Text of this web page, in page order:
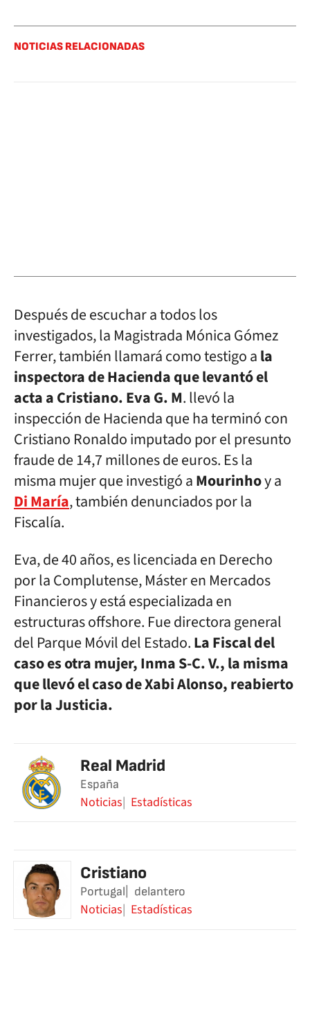
NOTICIAS RELACIONADAS
Después de escuchar a todos los
investigados, la Magistrada Mónica Gómez
Ferrer, también llamará como testigo ala
inspectora de Hacienda que levantó el
acta a Cristiano. Eva G. M. llevó la
inspección de Hacienda que ha terminó con
Cristiano Ronaldo imputado por el presunto
fraude de 14,7 millones de euros. Es la
misma mujer que investigó aMourinhoy a
Di María, también denunciados por la
Fiscalía.
Eva, de 40 años, es licenciada en Derecho
por la Complutense, Máster en Mercados
Financieros y está especializada en
estructuras offshore. Fue directora general
del Parque Móvil del Estado.La Fiscal del
caso es otra mujer, Inma S-C. V., la misma
que llevó el caso de Xabi Alonso, reabierto
por la Justicia.
Real Madrid
España
Noticias Estadísticas
Cristiano
Portugal delantero
Noticias Estadísticas